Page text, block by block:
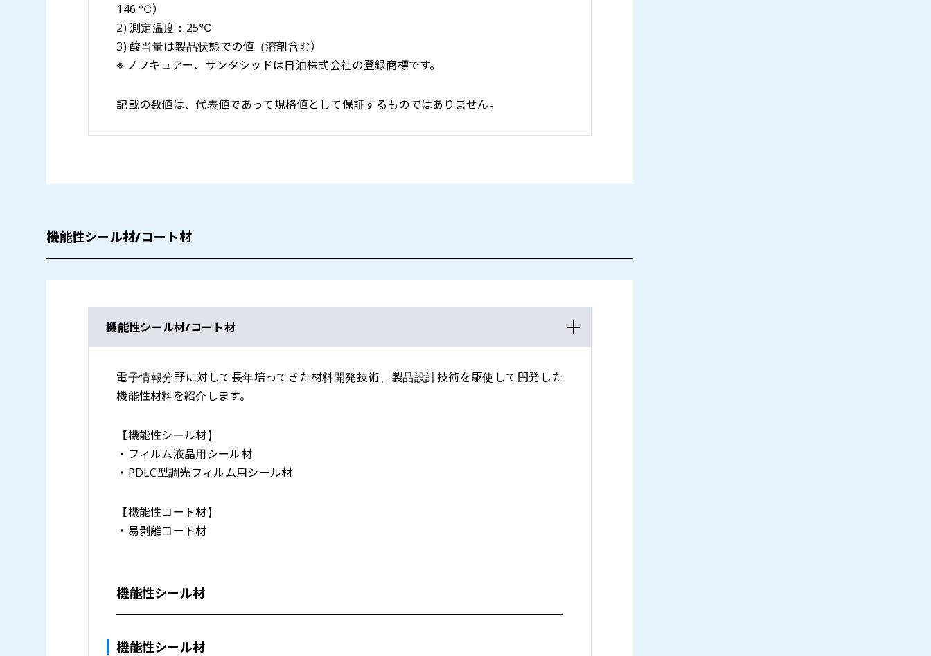
146 ℃）
2) 測定温度：25℃
3) 酸当量は製品状態での値（溶剤含む）
※ ノフキュアー、サンタシッドは日油株式会社の登録商標です。
記載の数値は、代表値であって規格値として保証するものではありません。
機能性シール材/コート材
機能性シール材/コート材
電子情報分野に対して長年培ってきた材料開発技術、製品設計技術を駆使して開発した
機能性材料を紹介します。
【機能性シール材】
・フィルム液晶用シール材
・PDLC型調光フィルム用シール材
【機能性コート材】
・易剥離コート材
機能性シール材
機能性シール材